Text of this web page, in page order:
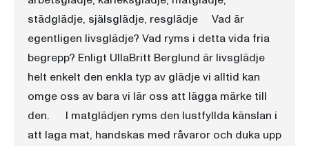
städglädje, själsglädje, resglädje Vad är
egentligen livsglädje? Vad ryms i detta vida fria
begrepp? Enligt UllaBritt Berglund är livsglädje
helt enkelt den enkla typ av glädje vi alltid kan
omge oss av bara vi lär oss att lägga märke till
den. I matglädjen ryms den lustfyllda känslan i
att laga mat, handskas med råvaror och duka upp